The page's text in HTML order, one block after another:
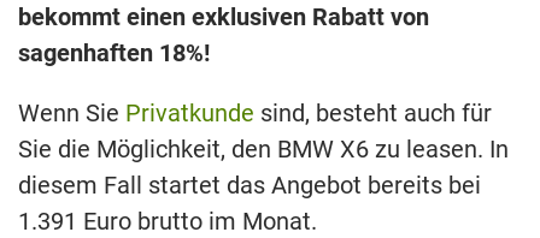
bekommt einen exklusiven Rabatt von
sagenhaften 18%!
Wenn Sie Privatkunde sind, besteht auch für
Sie die Möglichkeit, den BMW X6 zu leasen. In
diesem Fall startet das Angebot bereits bei
1.391 Euro brutto im Monat.